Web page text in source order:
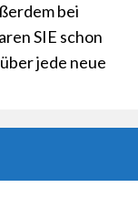
bei
SIE schon
jede neue